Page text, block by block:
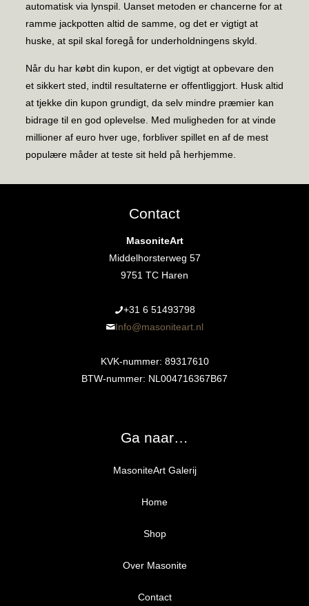
automatisk via lynspil. Uanset metoden er chancerne for at
ramme jackpotten altid de samme, og det er vigtigt at
huske, at spil skal foregå for underholdningens skyld.
Når du har købt din kupon, er det vigtigt at opbevare den
et sikkert sted, indtil resultaterne er offentliggjort. Husk altid
at tjekke din kupon grundigt, da selv mindre præmier kan
bidrage til en god oplevelse. Med muligheden for at vinde
millioner af euro hver uge, forbliver spillet en af de mest
populære måder at teste sit held på herhjemme.
Contact
MasoniteArt
Middelhorsterweg 57
9751 TC Haren
+31 6 51493798‬
Info@masoniteart.nl
KVK-nummer: 89317610
BTW-nummer: NL004716367B67
Ga naar…
MasoniteArt Galerij
Home
Shop
Alle producten
Proefpakket
Over Masonite
Contact